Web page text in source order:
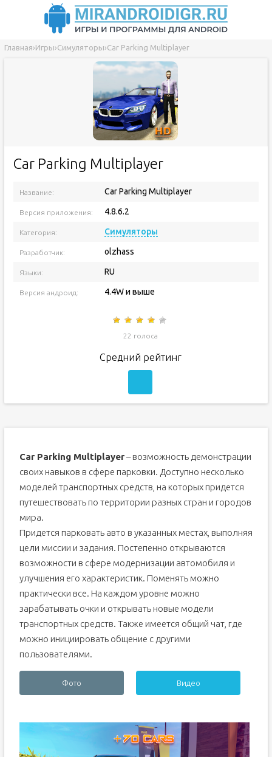
Главная›Игры›Симуляторы›Car Parking Multiplayer
Car Parking Multiplayer
Название: Car Parking Multiplayer
Версия приложения: 4.8.6.2
Категория: Симуляторы
Разработчик: olzhass
Языки: RU
Версия андроид: 4.4W и выше
22 голоса
Средний рейтинг
Car Parking Multiplayer– возможность демонстрации
своих навыков в сфере парковки. Доступно несколько
моделей транспортных средств, на которых придется
путешествовать по территории разных стран и городов
мира.
Придется парковать авто в указанных местах, выполняя
цели миссии и задания. Постепенно открываются
возможности в сфере модернизации автомобиля и
улучшения его характеристик. Поменять можно
практически все. На каждом уровне можно
зарабатывать очки и открывать новые модели
транспортных средств. Также имеется общий чат, где
можно инициировать общение с другими
пользователями.
Фото Видео